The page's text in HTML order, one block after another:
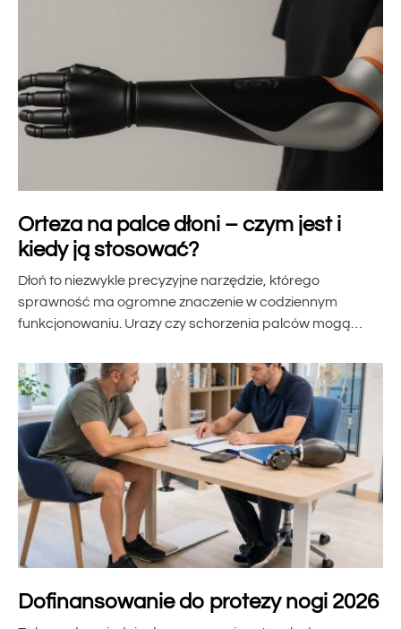
Orteza na palce dłoni – czym jest i
kiedy ją stosować?
Dłoń to niezwykle precyzyjne narzędzie, którego
sprawność ma ogromne znaczenie w codziennym
funkcjonowaniu. Urazy czy schorzenia palców mogą…
Dofinansowanie do protezy nogi 2026